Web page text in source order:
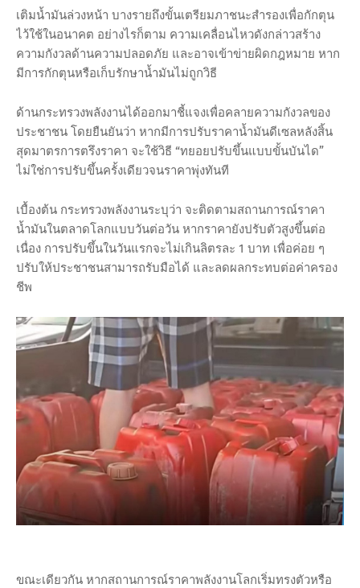
เติมน้ำมันล่วงหน้า บางรายถึงขั้นเตรียมภาชนะสำรองเพื่อกักตุน
ไว้ใช้ในอนาคต อย่างไรก็ตาม ความเคลื่อนไหวดังกล่าวสร้าง
ความกังวลด้านความปลอดภัย และอาจเข้าข่ายผิดกฎหมาย หาก
มีการกักตุนหรือเก็บรักษาน้ำมันไม่ถูกวิธี
ด้านกระทรวงพลังงานได้ออกมาชี้แจงเพื่อคลายความกังวลของ
ประชาชน โดยยืนยันว่า หากมีการปรับราคาน้ำมันดีเซลหลังสิ้น
สุดมาตรการตรึงราคา จะใช้วิธี “ทยอยปรับขึ้นแบบขั้นบันได”
ไม่ใช่การปรับขึ้นครั้งเดียวจนราคาพุ่งทันที
เบื้องต้น กระทรวงพลังงานระบุว่า จะติดตามสถานการณ์ราคา
น้ำมันในตลาดโลกแบบวันต่อวัน หากราคายังปรับตัวสูงขึ้นต่อ
เนื่อง การปรับขึ้นในวันแรกจะไม่เกินลิตรละ 1 บาท เพื่อค่อย ๆ
ปรับให้ประชาชนสามารถรับมือได้ และลดผลกระทบต่อค่าครอง
ชีพ
ขณะเดียวกัน หากสถานการณ์ราคาพลังงานโลกเริ่มทรงตัวหรือ